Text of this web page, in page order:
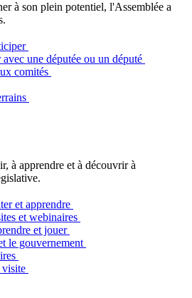
à son plein potentiel, l'Assemblée a
une députée ou un député
comités
à apprendre et à découvrir à
et apprendre
et webinaires
et jouer
le gouvernement